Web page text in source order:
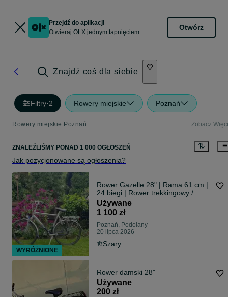
Przejdź do aplikacji
Otwieraj OLX jednym tapnięciem
Otwórz
Znajdź coś dla siebie
Filtry·2 Rowery miejskie Poznań
Rowery miejskie Poznań Zobacz
ZNALEŹLIŚMY PONAD 1 000 OGŁOSZEŃ
Jak pozycjonowane są ogłoszenia?
Rower Gazelle 28" | Rama 61 cm |
24 biegi | Rower trekkingowy /
miejski używany
Używane
1 100 zł
Poznań, Podolany
20 lipca 2026
Szary
Rower damski 28"
Używane
200 zł
WYRÓŻNIONE